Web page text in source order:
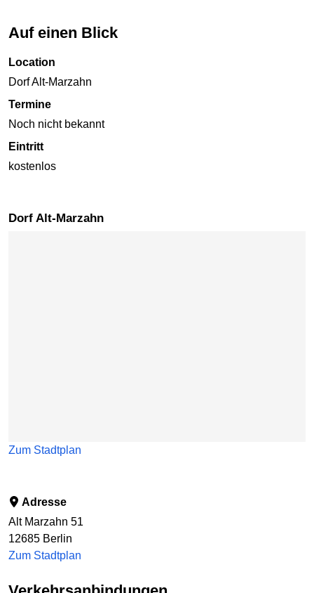
Auf einen Blick
Location
Dorf Alt-Marzahn
Termine
Noch nicht bekannt
Eintritt
kostenlos
Dorf Alt-Marzahn
Zum Stadtplan
Adresse
Alt Marzahn 51
12685 Berlin
Zum Stadtplan